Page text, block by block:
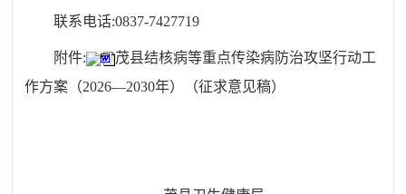
联系电话:0837-7427719
附件:
茂县结核病等重点传染病防治攻坚行动工
作方案（2026—2030年）（征求意见稿）